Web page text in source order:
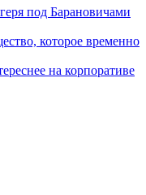
под Барановичами
которое временно
на корпоративе